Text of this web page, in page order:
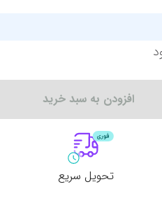
افزودن به سبد خرید
تحویل سریع